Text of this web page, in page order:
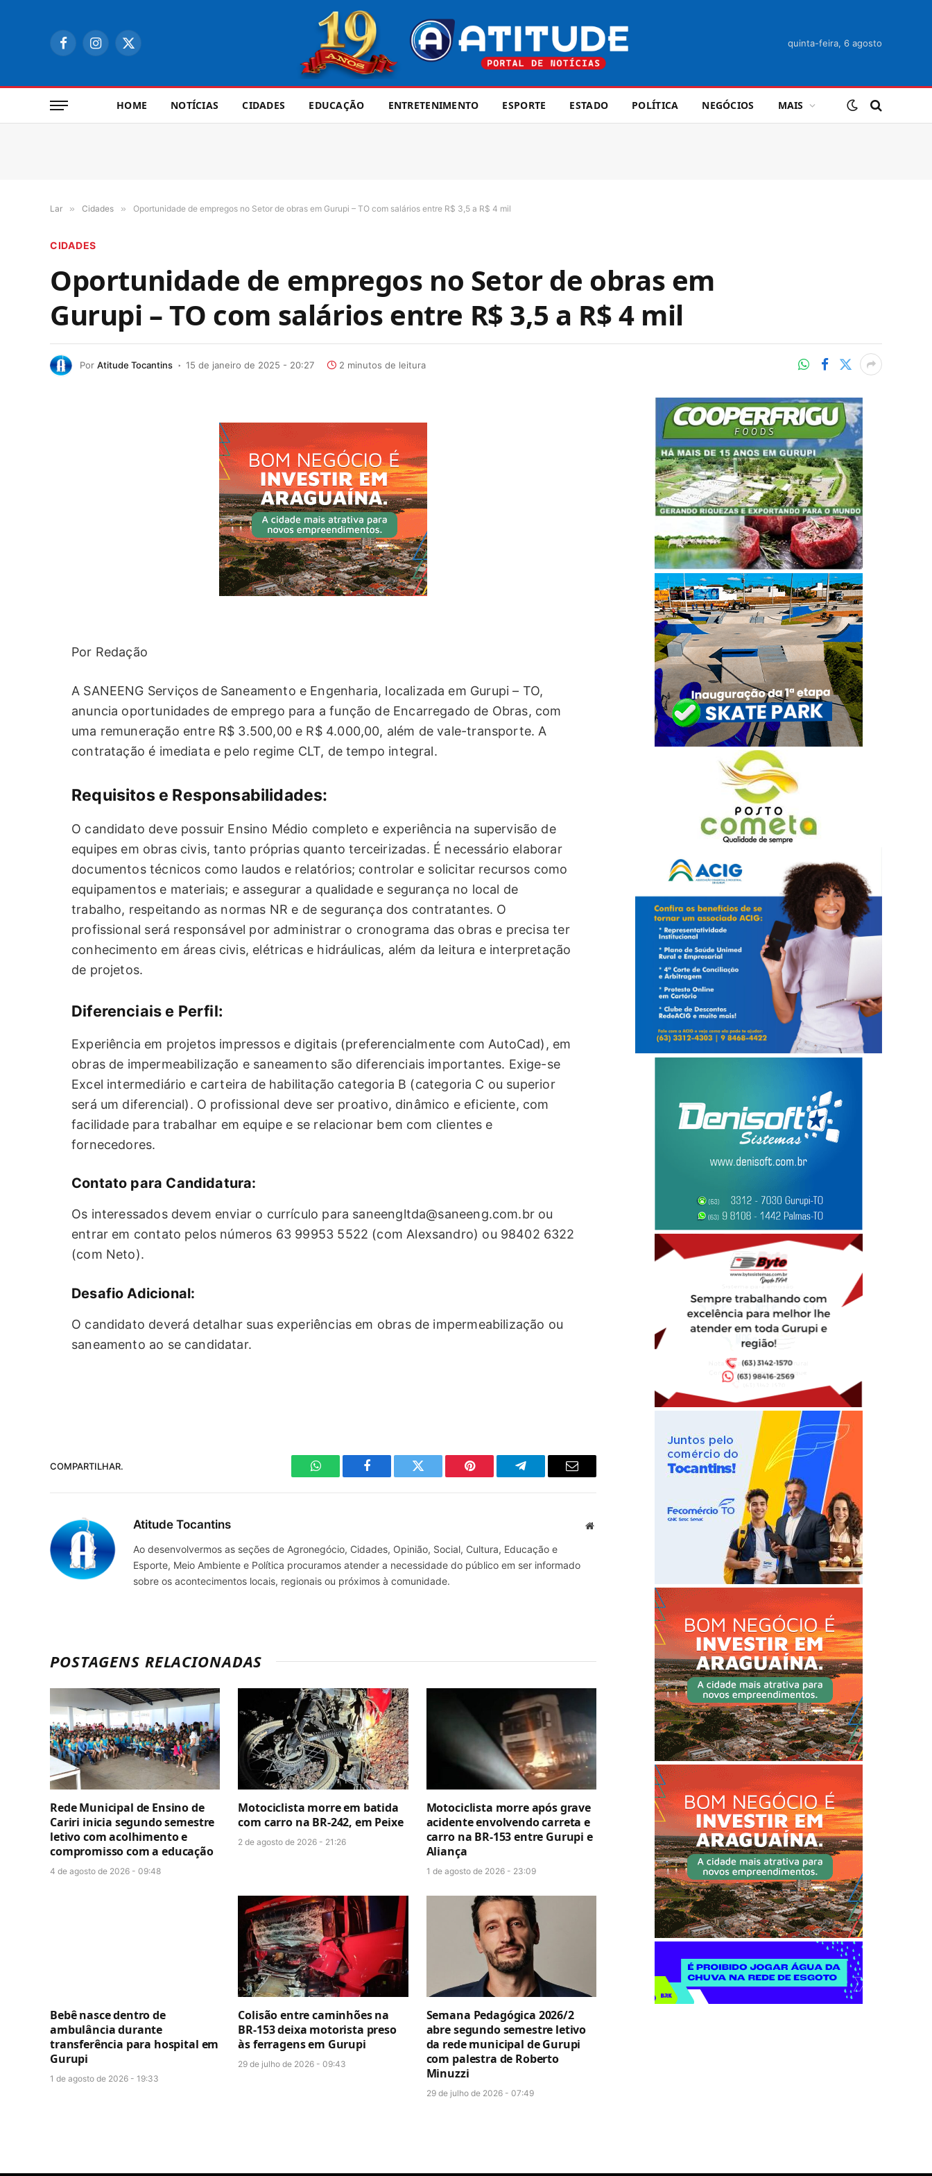
FacebookInstagram
X
quinta-feira, 6 agosto
HOME NOTÍCIAS CIDADES EDUCAÇÃO ENTRETENIMENTO ESPORTE ESTADO POLÍTICA NEGÓCIOS MAIS
Lar » Cidades » Oportunidade de empregos no Setor de obras em Gurupi – TO com salários entre R$ 3,5 a R$ 4 mil
CIDADES
Oportunidade de empregos no Setor de obras em
Gurupi – TO com salários entre R$ 3,5 a R$ 4 mil
Por Atitude Tocantins 15 de janeiro de 2025 - 20:27 2 minutos de leitura
Por Redação
A SANEENG Serviços de Saneamento e Engenharia, localizada em Gurupi – TO,
anuncia oportunidades de emprego para a função de Encarregado de Obras, com
uma remuneração entre R$ 3.500,00 e R$ 4.000,00, além de vale-transporte. A
contratação é imediata e pelo regime CLT, de tempo integral.
Requisitos e Responsabilidades:
O candidato deve possuir Ensino Médio completo e experiência na supervisão de
equipes em obras civis, tanto próprias quanto terceirizadas. É necessário elaborar
documentos técnicos como laudos e relatórios; controlar e solicitar recursos como
equipamentos e materiais; e assegurar a qualidade e segurança no local de
trabalho, respeitando as normas NR e de segurança dos contratantes. O
profissional será responsável por administrar o cronograma das obras e precisa ter
conhecimento em áreas civis, elétricas e hidráulicas, além da leitura e interpretação
de projetos.
Diferenciais e Perfil:
Experiência em projetos impressos e digitais (preferencialmente com AutoCad), em
obras de impermeabilização e saneamento são diferenciais importantes. Exige-se
Excel intermediário e carteira de habilitação categoria B (categoria C ou superior
será um diferencial). O profissional deve ser proativo, dinâmico e eficiente, com
facilidade para trabalhar em equipe e se relacionar bem com clientes e
fornecedores.
Contato para Candidatura:
Os interessados devem enviar o currículo para saneengltda@saneeng.com.brou
entrar em contato pelos números 63 99953 5522 (com Alexsandro) ou 98402 6322
(com Neto).
Desafio Adicional:
O candidato deverá detalhar suas experiências em obras de impermeabilização ou
saneamento ao se candidatar.
COMPARTILHAR.
WhatsAppFacebook Twitter Pinterest TelegramaE-
Atitude Tocantins Site
Ao desenvolvermos as seções de Agronegócio, Cidades, Opinião, Social, Cultura, Educação e
Esporte, Meio Ambiente e Política procuramos atender a necessidade do público em ser informado
sobre os acontecimentos locais, regionais ou próximos à comunidade.
POSTAGENS RELACIONADAS
Rede Municipal de Ensino de
Cariri inicia segundo semestre
letivo com acolhimento e
compromisso com a educação
4 de agosto de 2026 - 09:48
Motociclista morre em batida
com carro na BR-242, em Peixe
2 de agosto de 2026 - 21:26
Motociclista morre após grave
acidente envolvendo carreta e
carro na BR-153 entre Gurupi e
Aliança
1 de agosto de 2026 - 23:09
Bebê nasce dentro de
ambulância durante
transferência para hospital em
Gurupi
1 de agosto de 2026 - 19:33
Colisão entre caminhões na
BR-153 deixa motorista preso
às ferragens em Gurupi
29 de julho de 2026 - 09:43
Semana Pedagógica 2026/2
abre segundo semestre letivo
da rede municipal de Gurupi
com palestra de Roberto
Minuzzi
29 de julho de 2026 - 07:49